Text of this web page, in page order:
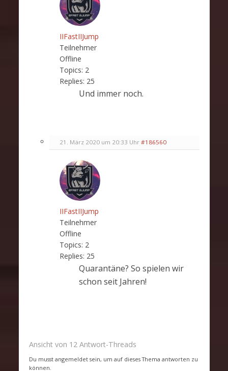
IIFastIIJump
Teilnehmer
Offline
Topics: 2
Replies: 25
Und immer noch.
21. März 2020 um 20:33 Uhr #186560
IIFastIIJump
Teilnehmer
Offline
Topics: 2
Replies: 25
Quarantäne? So spielen wir
schon seit Jahren!
Ansicht von 12 Antwort-Threads
Du musst angemeldet sein, um auf dieses Thema antworten zu
können.